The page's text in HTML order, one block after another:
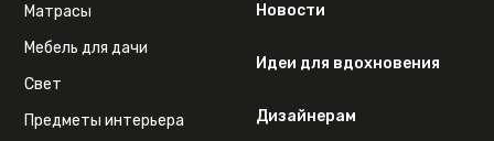
Матрасы
Мебель для дачи
Свет
Предметы интерьера
Новости
Идеи для вдохновения
Дизайнерам